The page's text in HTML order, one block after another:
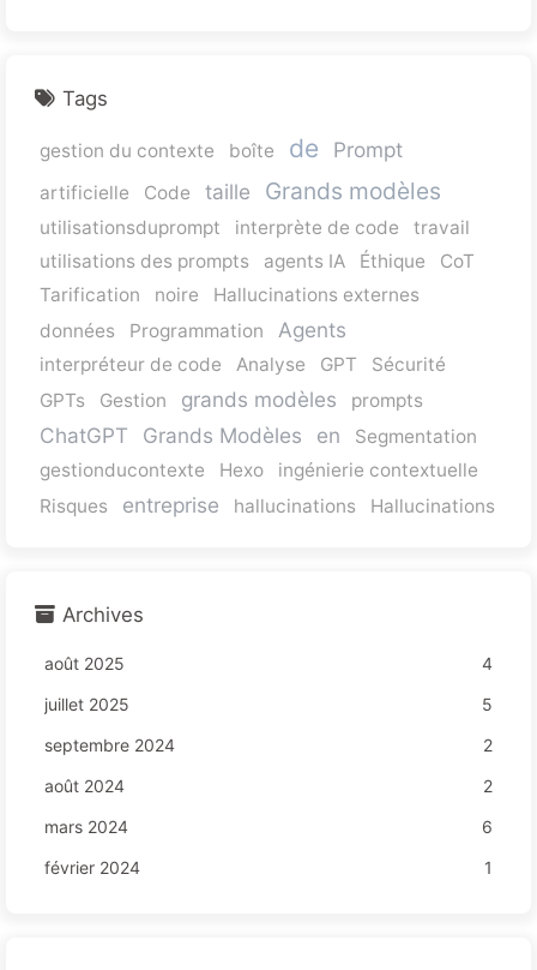
Tags
gestion du contexte boîte de Prompt
artificielle Code taille Grands modèles
utilisationsduprompt interprète de code
travail
utilisations des prompts
agents IA Éthique
CoT
Tarification
noire
Hallucinations externes
données
Programmation Agents
interpréteur de code Analyse GPT
Sécurité
GPTs
Gestion grands modèles prompts
ChatGPT Grands Modèles en
Segmentation
gestionducontexte
Hexo
ingénierie contextuelle
Risques
entreprise hallucinations Hallucinations
Archives
août 2025
4
juillet 2025
5
septembre 2024
2
août 2024
2
mars 2024
6
février 2024
1